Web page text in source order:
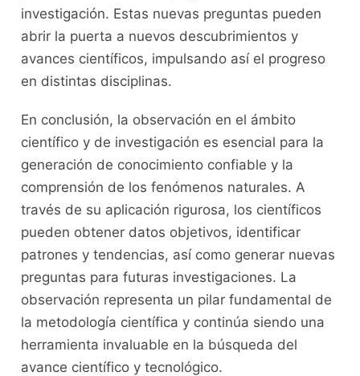
investigación. ‌Estas nuevas preguntas pueden
abrir la puerta a nuevos descubrimientos y
avances⁣ científicos, impulsando ⁣así el progreso
en distintas disciplinas.
En conclusión, la observación en el ámbito
científico y de investigación es esencial para la
generación ‌de conocimiento⁤ confiable y la
comprensión de los fenómenos​ naturales. A
través ⁣de su aplicación rigurosa, los⁤ científicos⁣
pueden obtener datos objetivos, identificar
patrones y tendencias, así como generar nuevas
preguntas para futuras investigaciones. La​
observación representa un pilar fundamental de
la metodología científica y continúa siendo una
herramienta invaluable en la ‌búsqueda del
avance científico ​y tecnológico.